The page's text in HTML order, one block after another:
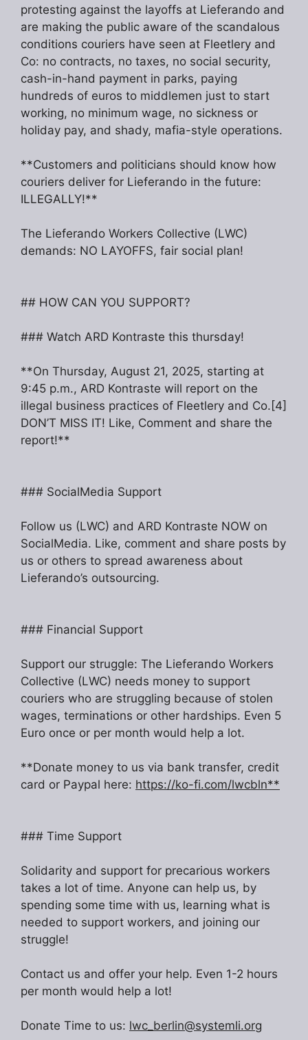
protesting against the layoffs at Lieferando and
are making the public aware of the scandalous
conditions couriers have seen at Fleetlery and
Co: no contracts, no taxes, no social security,
cash-in-hand payment in parks, paying
hundreds of euros to middlemen just to start
working, no minimum wage, no sickness or
holiday pay, and shady, mafia-style operations.
**Customers and politicians should know how
couriers deliver for Lieferando in the future:
ILLEGALLY!**
The Lieferando Workers Collective (LWC)
demands: NO LAYOFFS, fair social plan!
## HOW CAN YOU SUPPORT?
### Watch ARD Kontraste this thursday!
**On Thursday, August 21, 2025, starting at
9:45 p.m., ARD Kontraste will report on the
illegal business practices of Fleetlery and Co.[4]
DON’T MISS IT! Like, Comment and share the
report!**
### SocialMedia Support
Follow us (LWC) and ARD Kontraste NOW on
SocialMedia. Like, comment and share posts by
us or others to spread awareness about
Lieferando’s outsourcing.
### Financial Support
Support our struggle: The Lieferando Workers
Collective (LWC) needs money to support
couriers who are struggling because of stolen
wages, terminations or other hardships. Even 5
Euro once or per month would help a lot.
**Donate money to us via bank transfer, credit
card or Paypal here: https://ko-fi.com/lwcbln**
### Time Support
Solidarity and support for precarious workers
takes a lot of time. Anyone can help us, by
spending some time with us, learning what is
needed to support workers, and joining our
struggle!
Contact us and offer your help. Even 1-2 hours
per month would help a lot!
Donate Time to us: lwc_berlin@systemli.org